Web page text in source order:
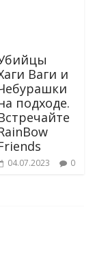
Ваги и
подходе.
04.07.2023 0